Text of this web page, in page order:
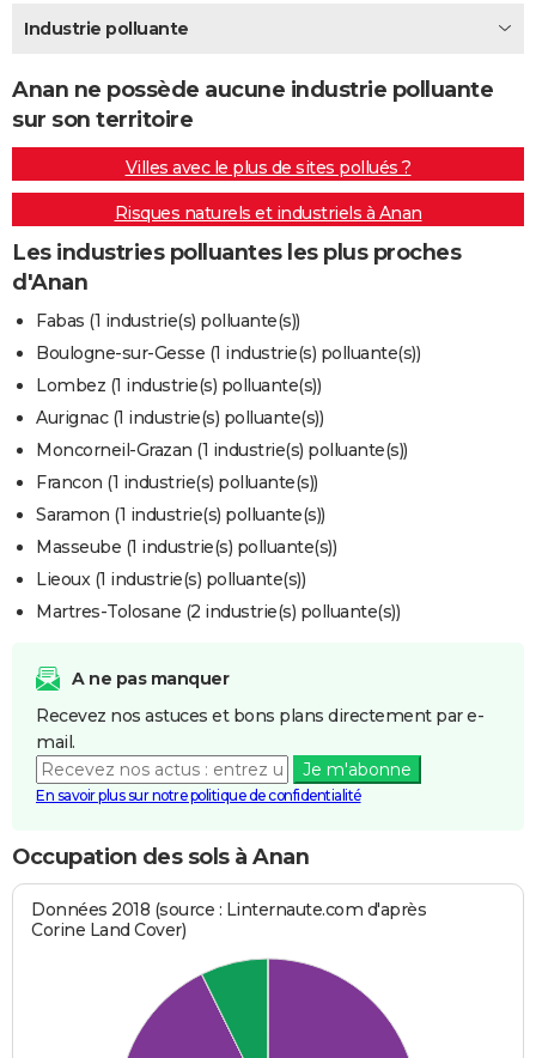
Destinations
City break
Voyage nature
Voyage de noces
Forum
Climat
+PHOTO
GUIDES D'ACHAT
BONS PLANS
CARTE DE VOEUX
Carte de Noël
Carte Bonne année
Carte Saint-Valentin
Carte d'anniversaire
DICTIONNAIRE
Dictionnaire
Biographies
Citations
Expressions
Proverbes
PROGRAMME TV
COPAINS D'AVANT
S'inscrire
Se connecter
Lycées
Collèges
Primaires
Universités
Entreprises
Service militaire
Avis de recherche
AVIS DE DÉCÈS
FORUM
Bricolage
Lifestyle
Culture
Sport
Auto
Television
Voyage
Cinema
Industrie polluante
Anan ne possède aucune industrie polluante
sur son territoire
Villes avec le plus de sites pollués ?
Risques naturels et industriels à Anan
Les industries polluantes les plus proches
d'Anan
Fabas (1 industrie(s) polluante(s))
Boulogne-sur-Gesse (1 industrie(s) polluante(s))
Lombez (1 industrie(s) polluante(s))
Aurignac (1 industrie(s) polluante(s))
Moncorneil-Grazan (1 industrie(s) polluante(s))
Francon (1 industrie(s) polluante(s))
Saramon (1 industrie(s) polluante(s))
Masseube (1 industrie(s) polluante(s))
Lieoux (1 industrie(s) polluante(s))
Martres-Tolosane (2 industrie(s) polluante(s))
A ne pas manquer
Recevez nos astuces et bons plans directement par e-
mail.
Je m'abonne
En savoir plus sur notre politique de confidentialité
Occupation des sols à Anan
Données 2018 (source : Linternaute.com d'après
Corine Land Cover)